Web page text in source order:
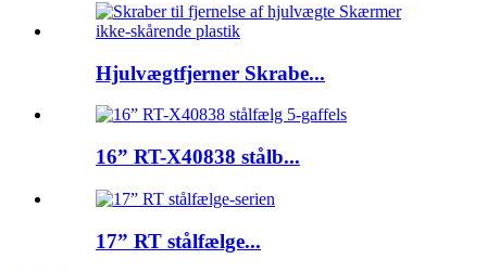
Hjulvægtfjerner Skrabe...
16” RT-X40838 stålb...
17” RT stålfælge...